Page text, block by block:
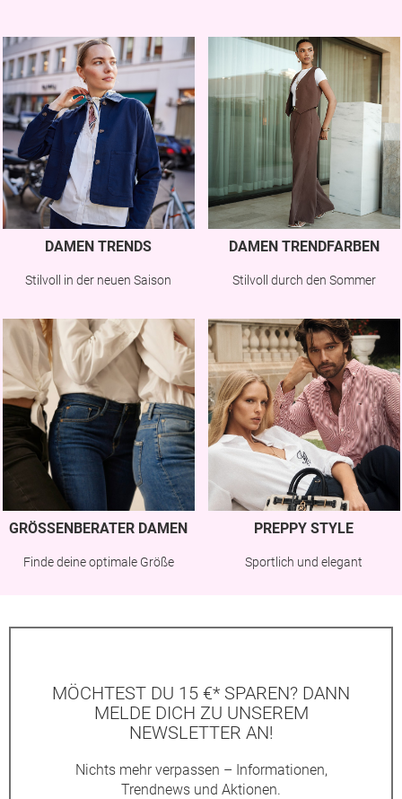
DAMEN TRENDS
Stilvoll in der neuen Saison
DAMEN TRENDFARBEN
Stilvoll durch den Sommer
GRÖSSENBERATER DAMEN
Finde deine optimale Größe
PREPPY STYLE
Sportlich und elegant
MÖCHTEST DU 15 €* SPAREN? DANN
MELDE DICH ZU UNSEREM
NEWSLETTER AN!
Nichts mehr verpassen – Informationen,
Trendnews und Aktionen.